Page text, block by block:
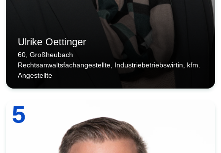
Ulrike Oettinger
60, Großheubach
Rechtsanwaltsfachangestellte, Industriebetriebswirtin, kfm.
Angestellte
5